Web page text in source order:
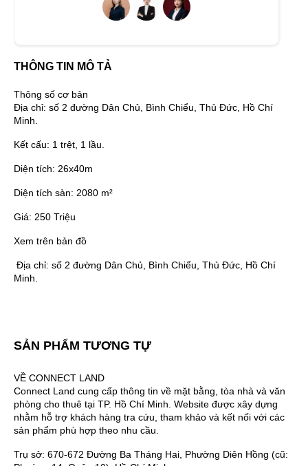
THÔNG TIN MÔ TẢ
Thông số cơ bản
Địa chỉ: số 2 đường Dân Chủ, Bình Chiểu, Thủ Đức, Hồ Chí
Minh.
Kết cấu: 1 trệt, 1 lầu.
Diện tích: 26x40m
Diện tích sàn: 2080 m²
Giá: 250 Triệu
Xem trên bản đồ
Địa chỉ: số 2 đường Dân Chủ, Bình Chiểu, Thủ Đức, Hồ Chí
Minh.
SẢN PHẨM TƯƠNG TỰ
VỀ CONNECT LAND
Connect Land cung cấp thông tin về mặt bằng, tòa nhà và văn
phòng cho thuê tại TP. Hồ Chí Minh. Website được xây dựng
nhằm hỗ trợ khách hàng tra cứu, tham khảo và kết nối với các
sản phẩm phù hợp theo nhu cầu.
Trụ sở: 670-672 Đường Ba Tháng Hai, Phường Diên Hồng (cũ: